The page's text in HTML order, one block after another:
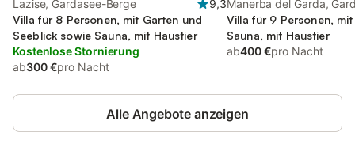
Lazise, Gardasee-Berge
9,3
Villa für 8 Personen, mit Garten und
Seeblick sowie Sauna, mit Haustier
Kostenlose Stornierung
ab300 €pro Nacht
Manerba del Garda,
Berge
Villa für 9 Personen,
Sauna, mit Haustier
ab400 €pro Nacht
Alle Angebote anzeigen